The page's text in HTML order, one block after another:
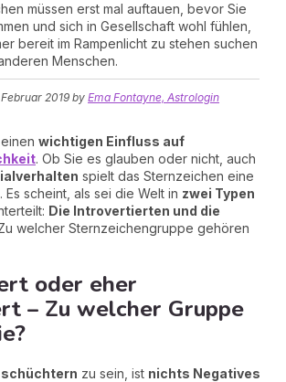
müssen erst mal auftauen, bevor Sie
und sich in Gesellschaft wohl fühlen,
bereit im Rampenlicht zu stehen suchen
Menschen.
Februar 2019 by Ema Fontayne, Astrologin
wichtigen Einfluss auf
. Ob Sie es glauben oder nicht, auch
spielt das Sternzeichen eine
scheint, als sei die Welt in zwei Typen
Die Introvertierten und die
welcher Sternzeichengruppe gehören
oder eher
– Zu welcher Gruppe
zu sein, ist nichts Negatives